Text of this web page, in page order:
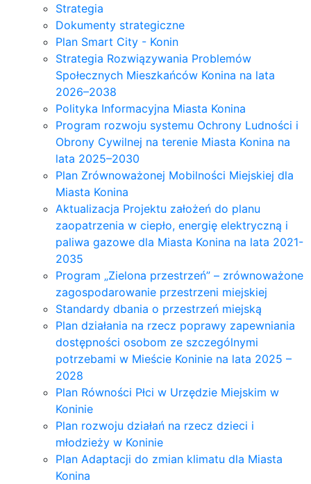
Strategia
Dokumenty strategiczne
Plan Smart City - Konin
Strategia Rozwiązywania Problemów
Społecznych Mieszkańców Konina na lata
2026–2038
Polityka Informacyjna Miasta Konina
Program rozwoju systemu Ochrony Ludności i
Obrony Cywilnej na terenie Miasta Konina na
lata 2025–2030
Plan Zrównoważonej Mobilności Miejskiej dla
Miasta Konina
Aktualizacja Projektu założeń do planu
zaopatrzenia w ciepło, energię elektryczną i
paliwa gazowe dla Miasta Konina na lata 2021-
2035
Program „Zielona przestrzeń” – zrównoważone
zagospodarowanie przestrzeni miejskiej
Standardy dbania o przestrzeń miejską
Plan działania na rzecz poprawy zapewniania
dostępności osobom ze szczególnymi
potrzebami w Mieście Koninie na lata 2025 –
2028
Plan Równości Płci w Urzędzie Miejskim w
Koninie
Plan rozwoju działań na rzecz dzieci i
młodzieży w Koninie
Plan Adaptacji do zmian klimatu dla Miasta
Konina